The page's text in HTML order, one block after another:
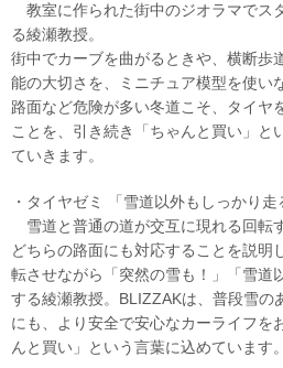
教室に作られた街中のジオラマでス
る綾瀬教授。
街中でカーブを曲がるときや、横断歩
能の大切さを、ミニチュア模型を使い
路面など危険が多い冬道こそ、タイヤ
ことを、引き続き「ちゃんと買い」と
ていきます。
・タイヤゼミ 「雪道以外もしっかり走
雪道と普通の道が交互に現れる回転
どちらの路面にも対応することを説明
転させながら「突然の雪も！」「雪道
する綾瀬教授。BLIZZAKは、普段雪の
にも、より安全で安心なカーライフを
んと買い」という言葉に込めています。